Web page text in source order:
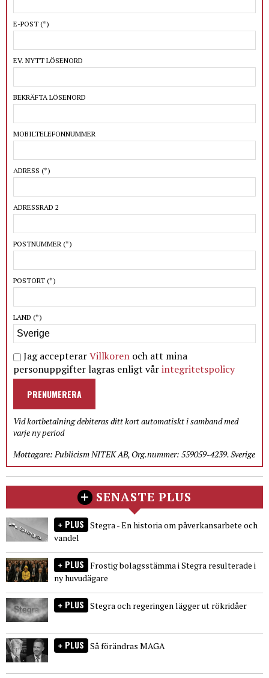
E-POST (*)
EV. NYTT LÖSENORD
BEKRÄFTA LÖSENORD
MOBILTELEFONNUMMER
ADRESS (*)
ADRESSRAD 2
POSTNUMMER (*)
POSTORT (*)
LAND (*)
Jag accepterarVillkoren och att mina
personuppgifter lagras enligt vårintegritetspolicy
PRENUMERERA
Vid kortbetalning debiteras ditt kort automatiskt i samband med
varje ny period
Mottagare: Publicism NITEK AB, Org.nummer: 559059-4239. Sverige
SENASTE PLUS
PLUS Stegra - En historia om påverkansarbete och
vandel
PLUS Frostig bolagsstämma i Stegra resulterade i
ny huvudägare
PLUS Stegra och regeringen lägger ut rökridåer
PLUS Så förändras MAGA